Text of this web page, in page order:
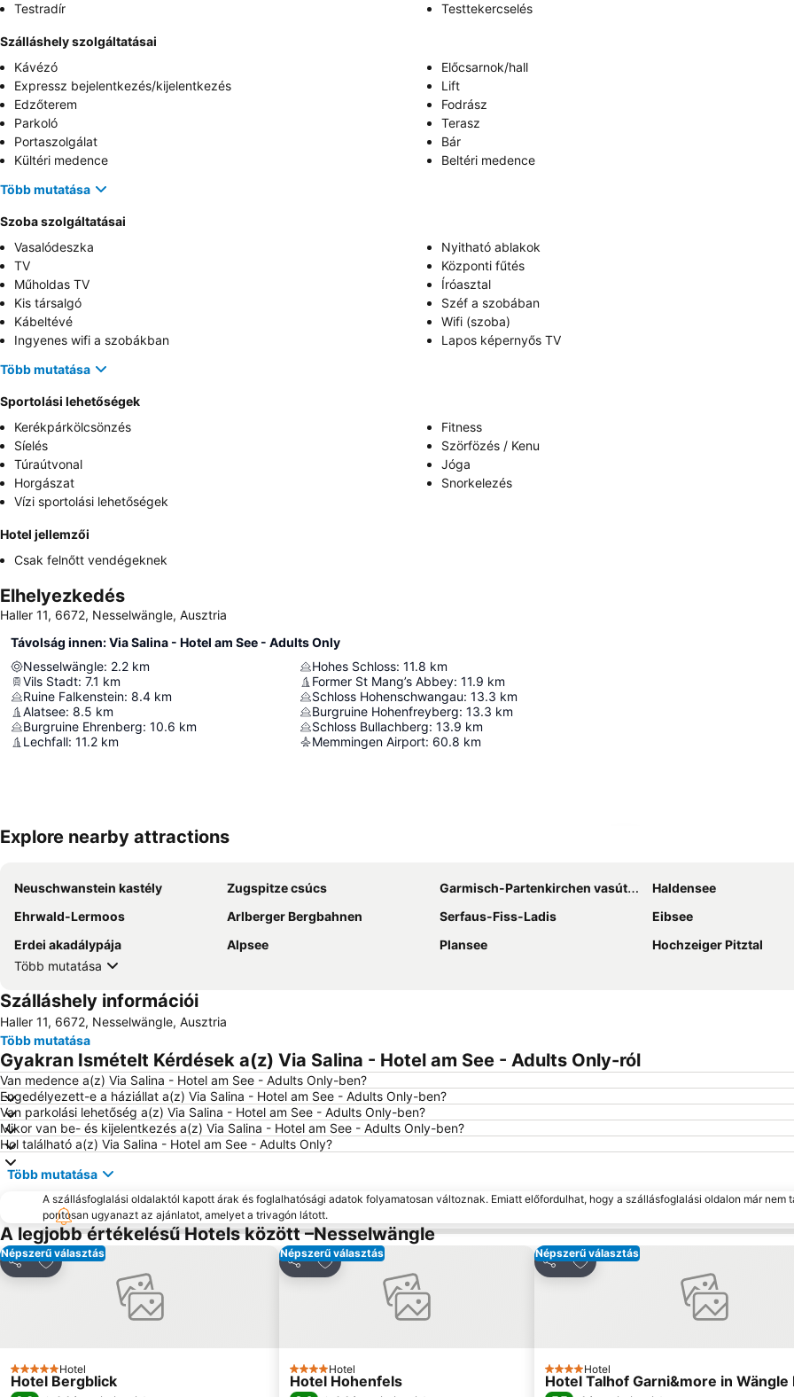
Testradír
Testtekercselés
Szálláshely szolgáltatásai
Kávézó
Előcsarnok/hall
Expressz bejelentkezés/kijelentkezés
Lift
Edzőterem
Fodrász
Parkoló
Terasz
Portaszolgálat
Bár
Kültéri medence
Beltéri medence
Több mutatása
Szoba szolgáltatásai
Vasalódeszka
Nyitható ablakok
TV
Központi fűtés
Műholdas TV
Íróasztal
Kis társalgó
Széf a szobában
Kábeltévé
Wifi (szoba)
Ingyenes wifi a szobákban
Lapos képernyős TV
Több mutatása
Sportolási lehetőségek
Kerékpárkölcsönzés
Fitness
Síelés
Szörfözés / Kenu
Túraútvonal
Jóga
Horgászat
Snorkelezés
Vízi sportolási lehetőségek
Hotel jellemzői
Csak felnőtt vendégeknek
Elhelyezkedés
Haller 11, 6672, Nesselwängle, Ausztria
Távolság innen: Via Salina - Hotel am See - Adults Only
Nesselwängle: 2.2 km
Vils Stadt: 7.1 km
Ruine Falkenstein: 8.4 km
Alatsee: 8.5 km
Burgruine Ehrenberg: 10.6 km
Lechfall: 11.2 km
Hohes Schloss: 11.8 km
Former St Mang’s Abbey: 11.9 km
Schloss Hohenschwangau: 13.3 km
Burgruine Hohenfreyberg: 13.3 km
Schloss Bullachberg: 13.9 km
Memmingen Airport: 60.8 km
Explore nearby attractions
Neuschwanstein kastély Zugspitze csúcs Garmisch-Partenkirchen vasútállomás
Haldensee
Ehrwald-Lermoos
Arlberger Bergbahnen Serfaus-Fiss-Ladis
Eibsee
Erdei akadálypája
Alpsee Plansee
Hochzeiger Pitztal
Több mutatása
Szálláshely információi
Haller 11, 6672, Nesselwängle, Ausztria
Több mutatása
Gyakran Ismételt Kérdések a(z) Via Salina - Hotel am See - Adults Only-ról
Van medence a(z) Via Salina - Hotel am See - Adults Only-ben?
Engedélyezett-e a háziállat a(z) Via Salina - Hotel am See - Adults Only-ben?
Van parkolási lehetőség a(z) Via Salina - Hotel am See - Adults Only-ben?
Mikor van be- és kijelentkezés a(z) Via Salina - Hotel am See - Adults Only-ben?
Hol található a(z) Via Salina - Hotel am See - Adults Only?
Több mutatása
A szállásfoglalási oldalaktól kapott árak és foglalhatósági adatok folyamatosan változnak. Emiatt előfordulhat, hogy a szállásfoglalási oldalon már nem
pontosan ugyanazt az ajánlatot, amelyet a trivagón látott.
A legjobb értékelésű Hotels között –Nesselwängle
Népszerű választás
Megosztás
Hozzáadás a kedvencekhez
5 Kategória
Hotel
Hotel Bergblick
Népszerű választás
Megosztás
Hozzáadás a kedvencekhez
4 Kategória
Hotel
Hotel Hohenfels
Népszerű választás
Megosztás
Hozzáadás a kedvencekhez
4 Kategória
Hotel
Hotel Talhof Garni&more in Wängle